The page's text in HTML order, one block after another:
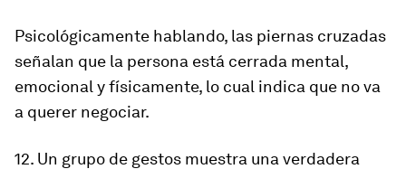
Psicológicamente hablando, las piernas cruzadas
señalan que la persona está cerrada mental,
emocional y físicamente, lo cual indica que no va
a querer negociar.
12. Un grupo de gestos muestra una verdadera